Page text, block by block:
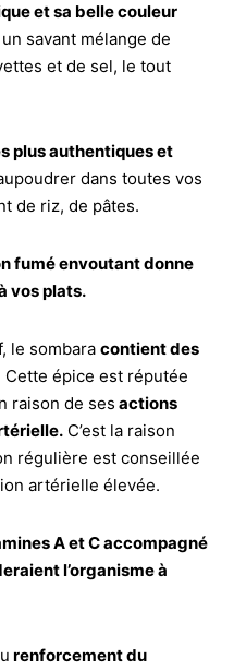
et sa belle couleur
savant mélange de
et de sel, le tout
plus authentiques et
dans toutes vos
de riz, de pâtes.
fumé envoutant donne
vos plats.
le sombara contient des
Cette épice est réputée
raison de ses actions
C’est la raison
régulière est conseillée
artérielle élevée.
A et C accompagné
l’organisme à
renforcement du